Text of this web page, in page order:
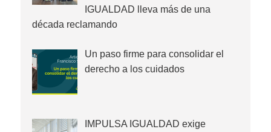
IGUALDAD lleva más de una
década reclamando
Un paso firme para consolidar el
derecho a los cuidados
IMPULSA IGUALDAD exige